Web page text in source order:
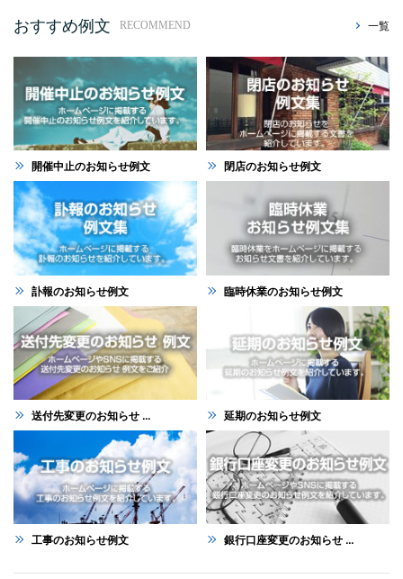
おすすめ例文 RECOMMEND 一覧
開催中止のお知らせ例文 閉店のお知らせ例文
訃報のお知らせ例文 臨時休業のお知らせ例文
送付先変更のお知らせ ... 延期のお知らせ例文
工事のお知らせ例文 銀行口座変更のお知らせ ...